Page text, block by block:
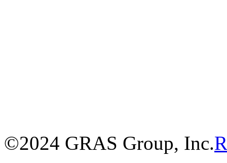
©2024 GRAS Group, Inc.